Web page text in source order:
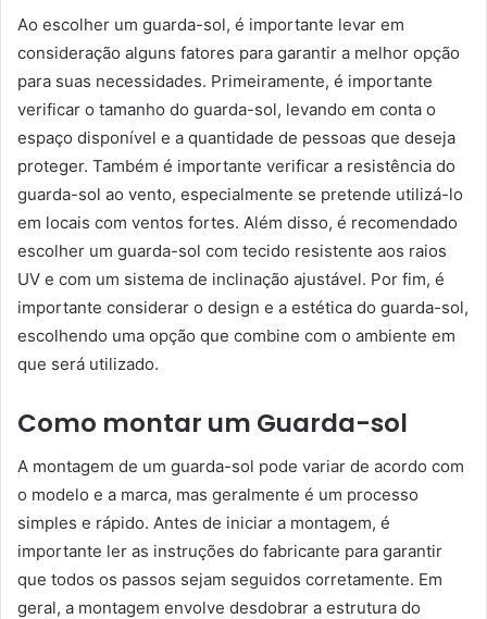
Ao escolher um guarda-sol, é importante levar em
consideração alguns fatores para garantir a melhor opção
para suas necessidades. Primeiramente, é importante
verificar o tamanho do guarda-sol, levando em conta o
espaço disponível e a quantidade de pessoas que deseja
proteger. Também é importante verificar a resistência do
guarda-sol ao vento, especialmente se pretende utilizá-lo
em locais com ventos fortes. Além disso, é recomendado
escolher um guarda-sol com tecido resistente aos raios
UV e com um sistema de inclinação ajustável. Por fim, é
importante considerar o design e a estética do guarda-sol,
escolhendo uma opção que combine com o ambiente em
que será utilizado.
Como montar um Guarda-sol
A montagem de um guarda-sol pode variar de acordo com
o modelo e a marca, mas geralmente é um processo
simples e rápido. Antes de iniciar a montagem, é
importante ler as instruções do fabricante para garantir
que todos os passos sejam seguidos corretamente. Em
geral, a montagem envolve desdobrar a estrutura do